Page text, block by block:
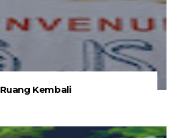
Ruang Kembali